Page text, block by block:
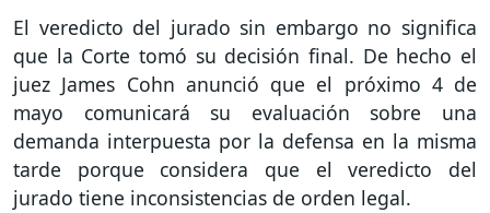
El veredicto del jurado sin embargo no significa
que la Corte tomó su decisión final. De hecho el
juez James Cohn anunció que el próximo 4 de
mayo comunicará su evaluación sobre una
demanda interpuesta por la defensa en la misma
tarde porque considera que el veredicto del
jurado tiene inconsistencias de orden legal.